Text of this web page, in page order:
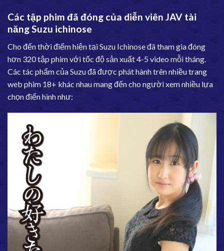
Các tập phim đã đóng của diễn viên JAV tài
năng Suzu ichinose
Cho đến thời điểm hiện tại Suzu Ichinose đã tham gia đóng
hơn 320 tập phim với tốc độ sản xuất 4-5 video mỗi tháng.
Các tác phẩm của Suzu đã được phát hành trên nhiều trang
web phim 18+ khác nhau mang đến cho người xem nhiều lựa
chọn điển hình như: